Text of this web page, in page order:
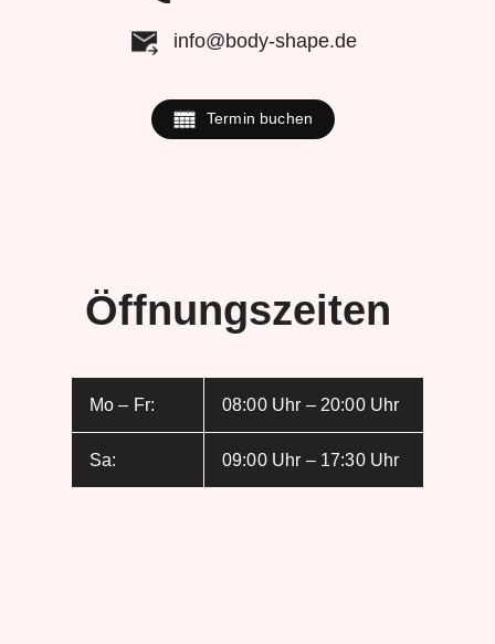
info@body-shape.de
Termin buchen
Öffnungszeiten
Mo – Fr: 08:00 Uhr – 20:00 Uhr
Sa: 09:00 Uhr – 17:30 Uhr